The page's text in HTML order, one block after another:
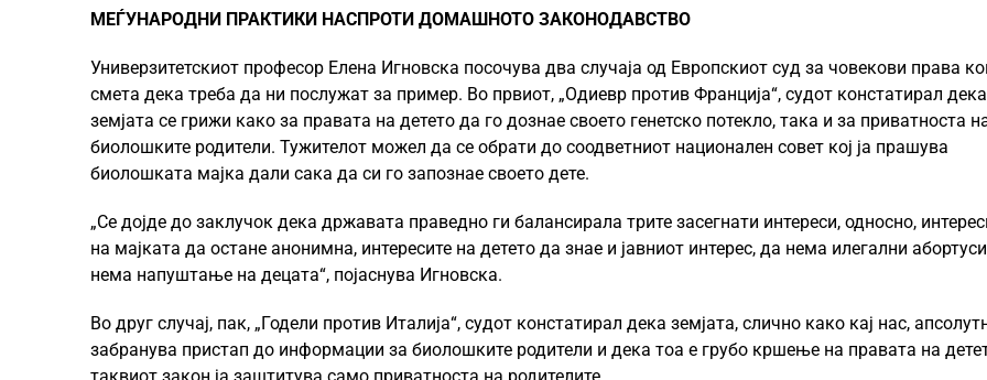
МЕЃУНАРОДНИ ПРАКТИКИ НАСПРОТИ ДОМАШНОТО ЗАКОНОДАВСТВО
Универзитетскиот професор Елена Игновска посочува два случаја од Европскиот суд за човекови права
смета дека треба да ни послужат за пример. Во првиот, „Одиевр против Франција“, судот констатирал дека
земјата се грижи како за правата на детето да го дознае своето генетско потекло, така и за приватноста
биолошките родители. Тужителот можел да се обрати до соодветниот национален совет кој ја прашува
биолошката мајка дали сака да си го запознае своето дете.
„Се дојде до заклучок дека државата праведно ги балансирала трите засегнати интереси, односно,
на мајката да остане анонимна, интересите на детето да знае и јавниот интерес, да нема илегални
нема напуштање на децата“, појаснува Игновска.
Во друг случај, пак, „Годели против Италија“, судот констатирал дека земјата, слично како кај нас,
забранува пристап до информации за биолошките родители и дека тоа е грубо кршење на правата на
таквиот закон ја заштитува само приватноста на родителите.